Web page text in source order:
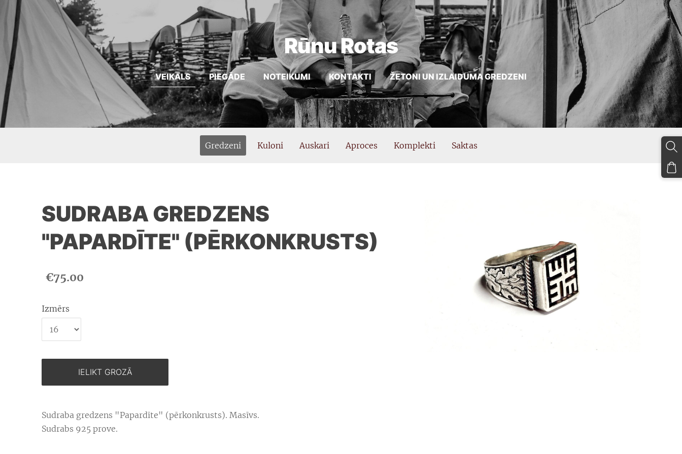
Rūnu Rotas
VEIKALS PIEGĀDE NOTEIKUMI KONTAKTI ŽETONI UN IZLAIDUMA GREDZENI
Gredzeni Kuloni Auskari Aproces Komplekti Saktas
SUDRABA GREDZENS
"PAPARDĪTE" (PĒRKONKRUSTS)
€75.00
Izmērs
IELIKT GROZĀ
Sudraba gredzens "Papardīte" (pērkonkrusts). Masīvs.
Sudrabs 925 prove.